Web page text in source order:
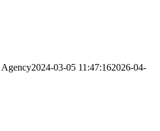
Agency2024-03-05 11:47:162026-04-